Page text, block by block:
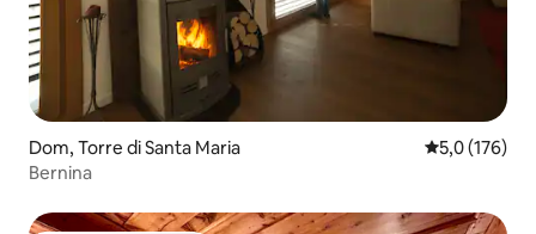
Dom, Torre di Santa Maria Prosečna
5,0 (176)
Bernina